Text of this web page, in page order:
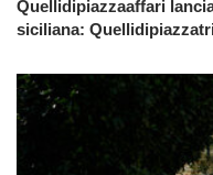
Quellidipiazzaaffari
siciliana: